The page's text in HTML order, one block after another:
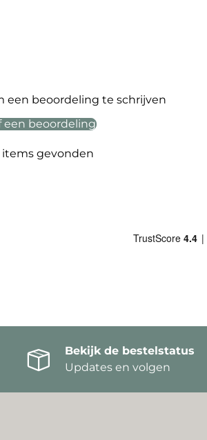
een beoordeling te schrijven
een beoordeling
items gevonden
Bekijk de bestelstatus
Updates en volgen